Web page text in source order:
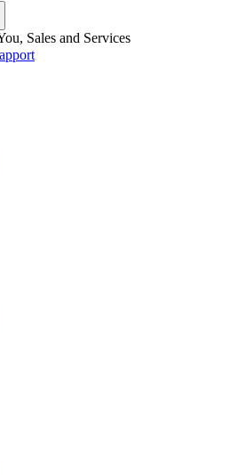
Sales and Services